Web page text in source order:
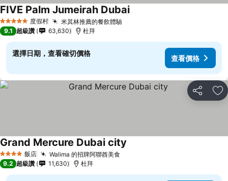
5 星級 度假村 米其林推薦的餐飲體驗查看價格
FIVE Palm Jumeirah Dubai查看價格
9.1 超級讚 63,630 杜拜
選擇日期，查看確切價格
查看價格
分享 加
4 星級 飯店 Walima 的招牌阿聯酋美食查看價格
Grand Mercure Dubai city
9.2 超級讚 11,630 杜拜